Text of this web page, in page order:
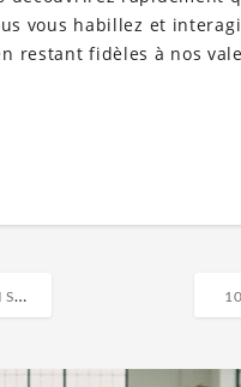
vous habillez et
restant fidèles à nos
!